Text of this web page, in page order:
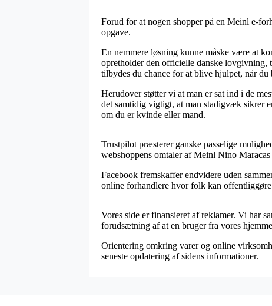
Forud for at nogen shopper på en Meinl e-
opgave.
En nemmere løsning kunne måske være at
opretholder den officielle danske lovgivning,
tilbydes du chance for at blive hjulpet, når
Herudover støtter vi at man er sat ind i de
det samtidig vigtigt, at man stadigvæk sikrer
om du er kvinde eller mand.
Trustpilot præsterer ganske passelige
webshoppens omtaler af Meinl Nino
Facebook fremskaffer endvidere uden
online forhandlere hvor folk kan
Vores side er finansieret af reklamer. Vi har
forudsætning af at en bruger fra vores
Orientering omkring varer og online
seneste opdatering af sidens informationer.